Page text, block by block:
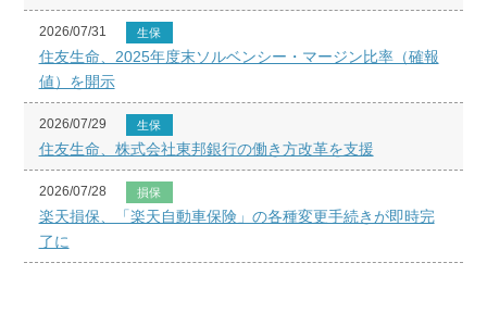
2026/07/31 生保
住友生命、2025年度末ソルベンシー・マージン比率（確報
値）を開示
2026/07/29 生保
住友生命、株式会社東邦銀行の働き方改革を支援
2026/07/28 損保
楽天損保、「楽天自動車保険」の各種変更手続きが即時完
了に